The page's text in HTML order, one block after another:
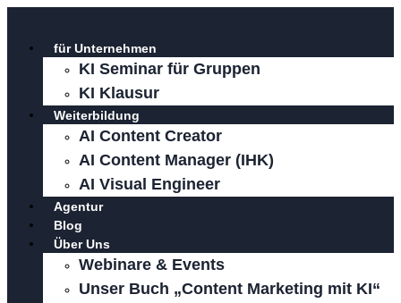
springen
für Unternehmen
KI Seminar für Gruppen
KI Klausur
Weiterbildung
AI Content Creator
AI Content Manager (IHK)
AI Visual Engineer
Agentur
Blog
Über Uns
Webinare & Events
Unser Buch „Content Marketing mit KI“